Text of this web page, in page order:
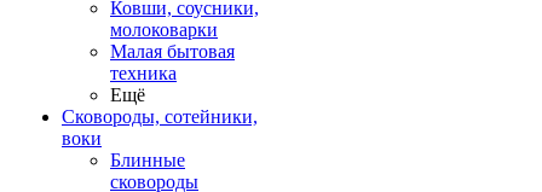
Ковши, соусники,
молоковарки
Малая бытовая
техника
Ещё
Сковороды, сотейники,
воки
Блинные
сковороды